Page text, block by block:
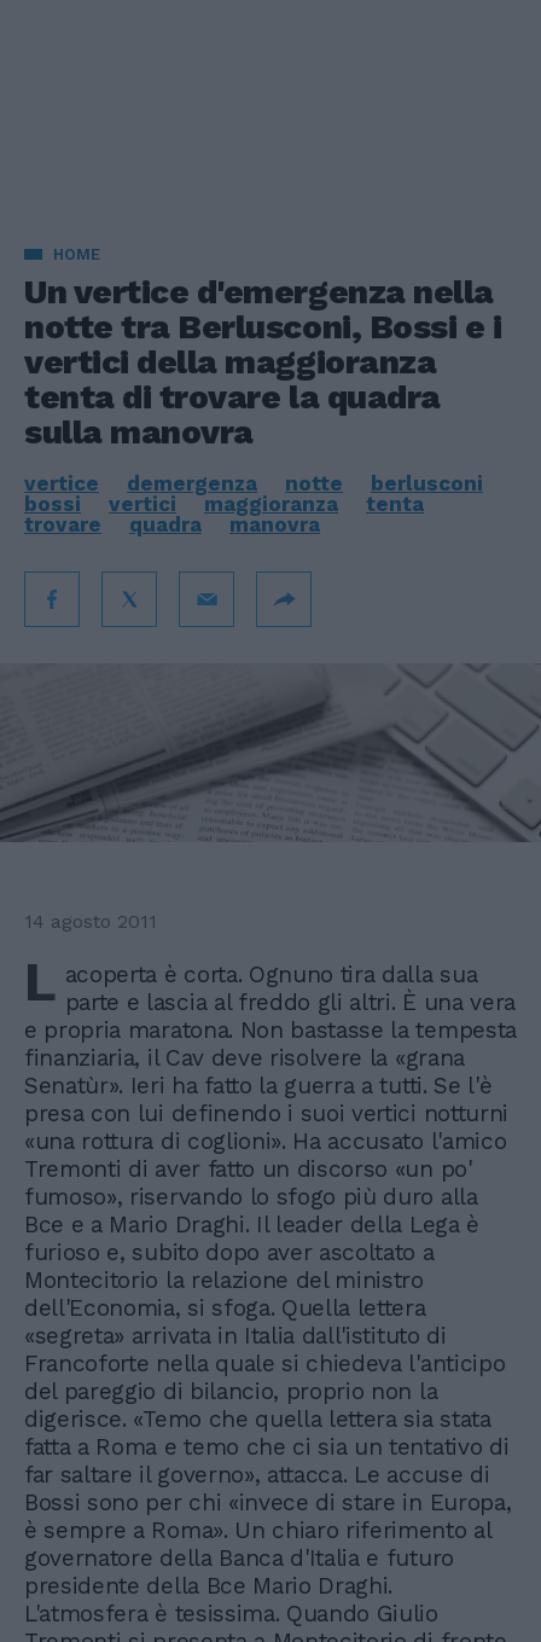
HOME
Un vertice d'emergenza nella
notte tra Berlusconi, Bossi e i
vertici della maggioranza
tenta di trovare la quadra
sulla manovra
vertice demergenza notte
berlusconi
bossi
vertici maggioranza
tenta
trovare
quadra manovra
14 agosto 2011
L acoperta è corta. Ognuno tira dalla sua
parte e lascia al freddo gli altri. È una vera
e propria maratona. Non bastasse la tempesta
finanziaria, il Cav deve risolvere la «grana
Senatùr». Ieri ha fatto la guerra a tutti. Se l'è
presa con lui definendo i suoi vertici notturni
«una rottura di coglioni». Ha accusato l'amico
Tremonti di aver fatto un discorso «un po'
fumoso», riservando lo sfogo più duro alla
Bce e a Mario Draghi. Il leader della Lega è
furioso e, subito dopo aver ascoltato a
Montecitorio la relazione del ministro
dell'Economia, si sfoga. Quella lettera
«segreta» arrivata in Italia dall'istituto di
Francoforte nella quale si chiedeva l'anticipo
del pareggio di bilancio, proprio non la
digerisce. «Temo che quella lettera sia stata
fatta a Roma e temo che ci sia un tentativo di
far saltare il governo», attacca. Le accuse di
Bossi sono per chi «invece di stare in Europa,
è sempre a Roma». Un chiaro riferimento al
governatore della Banca d'Italia e futuro
presidente della Bce Mario Draghi.
L'atmosfera è tesissima. Quando Giulio